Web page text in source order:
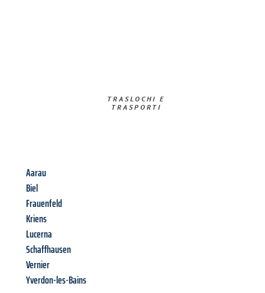
TRASLOCHI E
TRASPORTI​
Aarau
Biel
Frauenfeld
Kriens
Lucerna
Schaffhausen
Vernier
Yverdon-les-Bains